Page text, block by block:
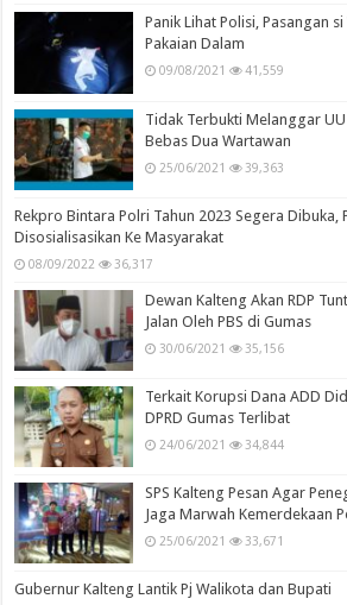
Panik Lihat Polisi, Pasangan
Pakaian Dalam
09/08/2021 41,559
Tidak Terbukti Melanggar
Bebas Dua Wartawan
25/06/2021 39,363
Rekpro Bintara Polri Tahun 2023 Segera Dibuka,
Disosialisasikan Ke Masyarakat
08/09/2022 36,317
Dewan Kalteng Akan RDP
Jalan Oleh PBS di Gumas
30/06/2021 35,156
Terkait Korupsi Dana ADD
DPRD Gumas Terlibat
24/06/2021 34,844
SPS Kalteng Pesan Agar
Jaga Marwah Kemerdekaan
25/06/2021 33,671
Gubernur Kalteng Lantik Pj Walikota dan Bupati